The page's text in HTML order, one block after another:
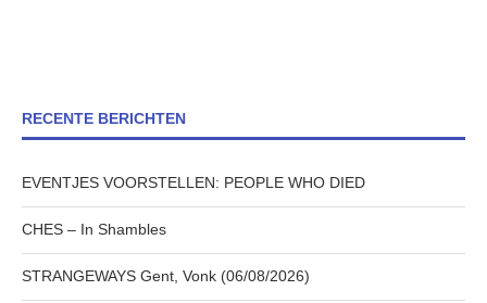
RECENTE BERICHTEN
EVENTJES VOORSTELLEN: PEOPLE WHO DIED
CHES – In Shambles
STRANGEWAYS Gent, Vonk (06/08/2026)